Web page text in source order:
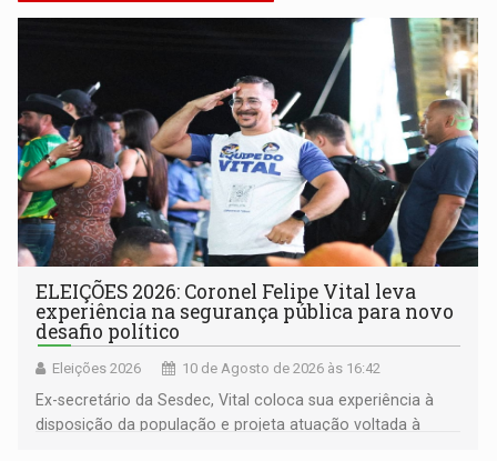
ELEIÇÕES 2026: Coronel Felipe Vital leva
experiência na segurança pública para novo
desafio político
Eleições 2026 10 de Agosto de 2026 às 16:42
Ex-secretário da Sesdec, Vital coloca sua experiência à
disposição da população e projeta atuação voltada à